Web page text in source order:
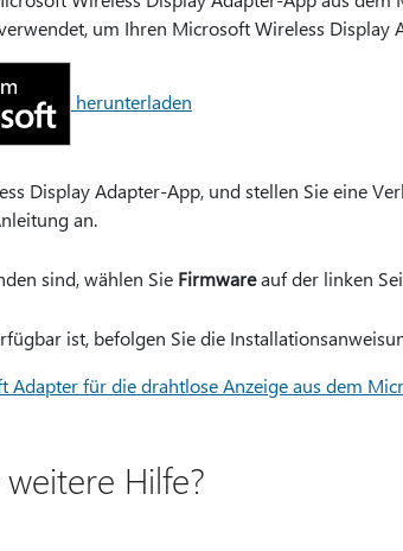
um Ihren Microsoft Wireless Display
herunterladen
Display Adapter-App, und stellen Sie eine
an.
sind, wählen Sie Firmwareauf der linken
ist, befolgen Sie die
Adapter für die drahtlose Anzeige aus dem
Hilfe?